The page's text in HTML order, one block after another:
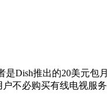
Dish推出的20美元
不必购买有线电视服